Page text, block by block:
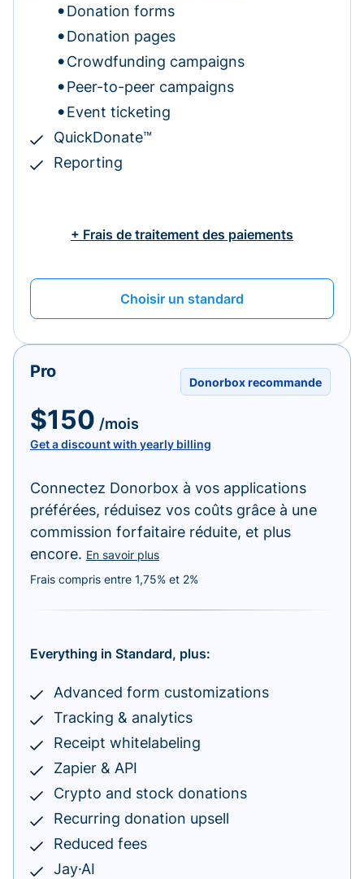
Donation forms
Donation pages
Crowdfunding campaigns
Peer-to-peer campaigns
Event ticketing
QuickDonate™
Reporting
+ Frais de traitement des paiements
Choisir un standard
Donorbox recommande
Pro
$150 /mois
Get a discount with yearly billing
Connectez Donorbox à vos applications
préférées, réduisez vos coûts grâce à une
commission forfaitaire réduite, et plus
encore. En savoir plus
Frais compris entre 1,75% et 2%
Everything in Standard, plus:
Advanced form customizations
Tracking & analytics
Receipt whitelabeling
Zapier & API
Crypto and stock donations
Recurring donation upsell
Reduced fees
Jay·AI